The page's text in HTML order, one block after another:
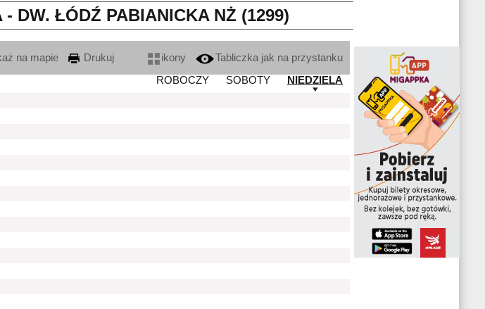
- DW. ŁÓDŹ PABIANICKA NŻ (1299)
na mapie Drukuj ikony
Tabliczka jak na przystanku
ROBOCZY
SOBOTY
NIEDZIELA